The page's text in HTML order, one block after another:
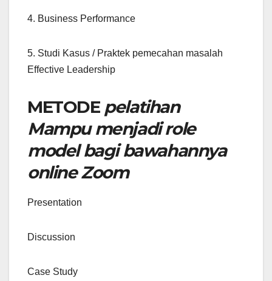
4. Business Performance
5. Studi Kasus / Praktek pemecahan masalah
Effective Leadership
METODE pelatihan
Mampu menjadi role
model bagi bawahannya
online Zoom
Presentation
Discussion
Case Study